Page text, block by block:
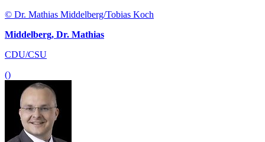
© Dr. Mathias Middelberg/Tobias Koch
Middelberg, Dr. Mathias
CDU/CSU
()